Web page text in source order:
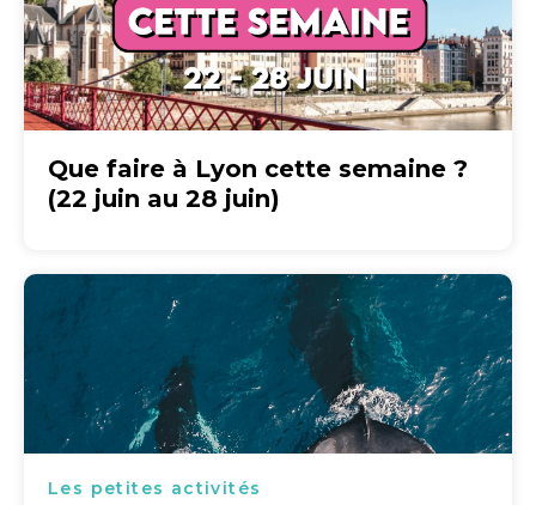
Que faire à Lyon cette semaine ?
(22 juin au 28 juin)
Les petites activités